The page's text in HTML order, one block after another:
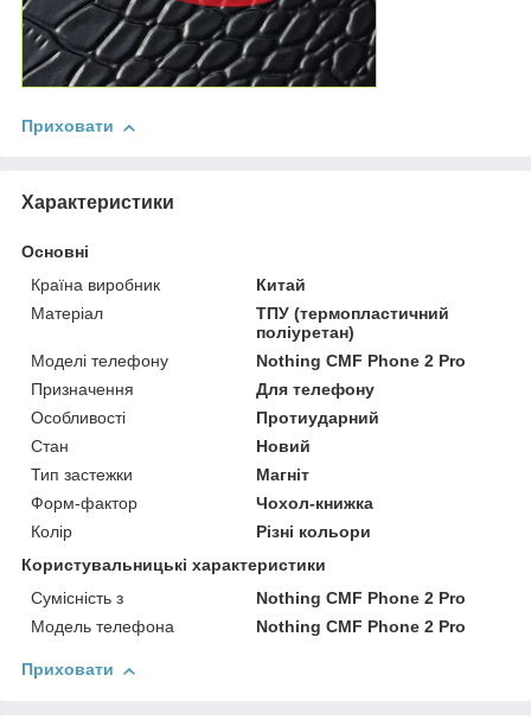
Приховати
Характеристики
Основні
Країна виробник
Китай
Матеріал
ТПУ (термопластичний
поліуретан)
Моделі телефону
Nothing CMF Phone 2 Pro
Призначення
Для телефону
Особливості
Протиударний
Стан
Новий
Тип застежки
Магніт
Форм-фактор
Чохол-книжка
Колір
Різні кольори
Користувальницькі характеристики
Сумісність з
Nothing CMF Phone 2 Pro
Модель телефона
Nothing CMF Phone 2 Pro
Приховати